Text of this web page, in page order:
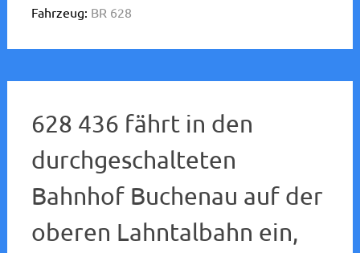
Fahrzeug: BR 628
628 436 fährt in den
durchgeschalteten
Bahnhof Buchenau auf der
oberen Lahntalbahn ein,